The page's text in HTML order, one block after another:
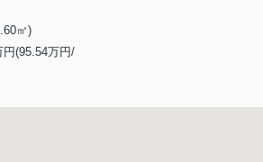
㎡)
円(95.54万円/